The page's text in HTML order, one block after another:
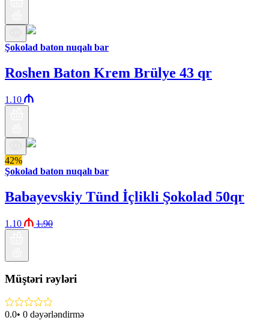
Şokolad baton nuqalı bar
Roshen Baton Krem Brülye 43 qr
1.10
42%
Şokolad baton nuqalı bar
Babayevskiy Tünd İçlikli Şokolad 50qr
1.10 1.90
Müştəri rəyləri
0.0• 0 dəyərləndirmə